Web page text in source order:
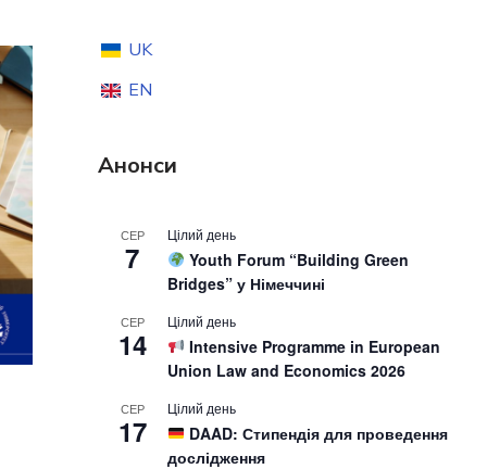
UK
EN
Анонси
СЕР
7
Цілий день
Youth Forum “Building Green
Bridges” у Німеччині
СЕР
14
Цілий день
Intensive Programme in European
Union Law and Economics 2026
СЕР
17
Цілий день
DAAD: Стипендія для проведення
дослідження